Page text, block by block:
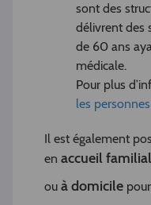
sont des
délivrent des
de 60 ans
médicale.
Pour plus
les
Il est également
en accueil familial
ou à domicile